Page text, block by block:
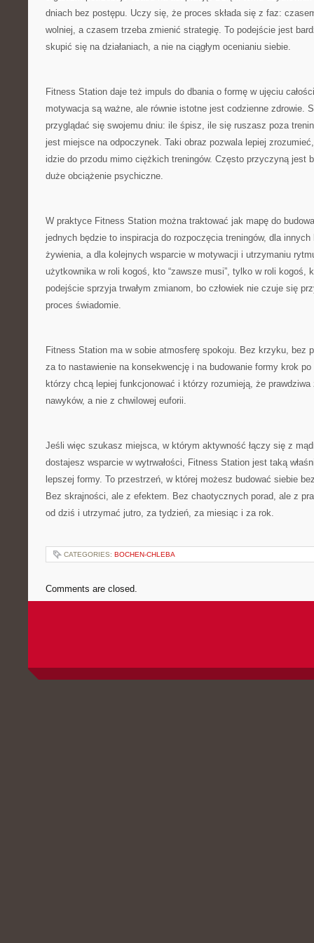
dniach bez postępu. Uczy się, że proces składa się z faz:
wolniej, a czasem trzeba zmienić strategię. To podejście jest
skupić się na działaniach, a nie na ciągłym ocenianiu siebie.
Fitness Station daje też impuls do dbania o formę w ujęciu
motywacja są ważne, ale równie istotne jest codzienne zdrowie.
przyglądać się swojemu dniu: ile śpisz, ile się ruszasz poza
jest miejsce na odpoczynek. Taki obraz pozwala lepiej
idzie do przodu mimo ciężkich treningów. Często przyczyną jest
duże obciążenie psychiczne.
W praktyce Fitness Station można traktować jak mapę do
jednych będzie to inspiracja do rozpoczęcia treningów, dla innych
żywienia, a dla kolejnych wsparcie w motywacji i utrzymaniu
użytkownika w roli kogoś, kto “zawsze musi”, tylko w roli kogoś,
podejście sprzyja trwałym zmianom, bo człowiek nie czuje się
proces świadomie.
Fitness Station ma w sobie atmosferę spokoju. Bez krzyku, bez
za to nastawienie na konsekwencję i na budowanie formy krok
którzy chcą lepiej funkcjonować i którzy rozumieją, że
nawyków, a nie z chwilowej euforii.
Jeśli więc szukasz miejsca, w którym aktywność łączy się z
dostajesz wsparcie w wytrwałości, Fitness Station jest taką
lepszej formy. To przestrzeń, w której możesz budować siebie
Bez skrajności, ale z efektem. Bez chaotycznych porad, ale z
od dziś i utrzymać jutro, za tydzień, za miesiąc i za rok.
CATEGORIES: BOCHEN-CHLEBA
Comments are closed.